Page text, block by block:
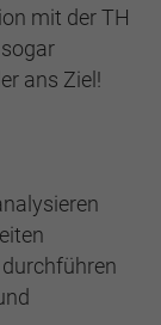
mit der TH
ans Ziel!